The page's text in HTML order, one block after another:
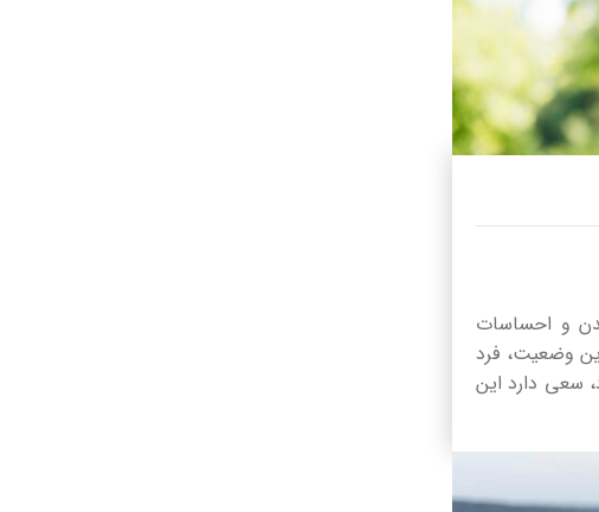
و احساسات
وضعیت، فرد
سعی دارد این